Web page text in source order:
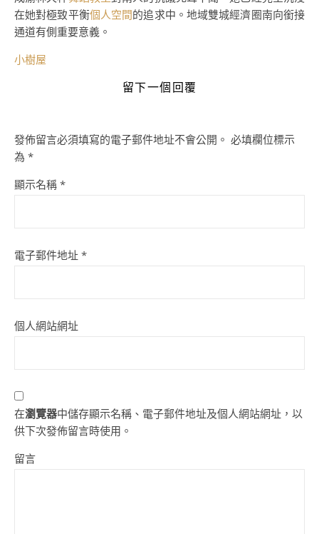
在她對極致平衡個人空間的追求中。地域雙城經濟圈南向銜接
通道有側重要意義。
小樹屋
留下一個回覆
發佈留言必須填寫的電子郵件地址不會公開。 必填欄位標示
為 *
顯示名稱 *
電子郵件地址 *
個人網站網址
在瀏覽器中儲存顯示名稱、電子郵件地址及個人網站網址，以
供下次發佈留言時使用。
留言